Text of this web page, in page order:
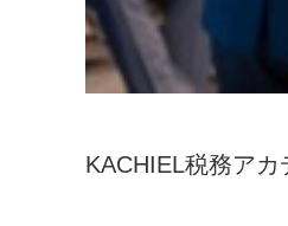
KACHIEL税務アカ